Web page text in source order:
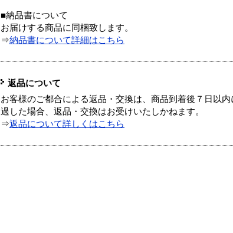
■納品書について
お届けする商品に同梱致します。
⇒納品書について詳細はこちら
返品について
お客様のご都合による返品・交換は、商品到着後７日以
過した場合、返品・交換はお受けいたしかねます。
⇒返品について詳しくはこちら